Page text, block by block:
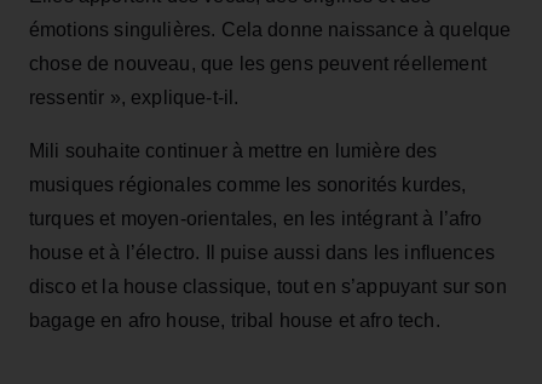
émotions singulières. Cela donne naissance à quelque
chose de nouveau, que les gens peuvent réellement
ressentir », explique-t-il.
Mili souhaite continuer à mettre en lumière des
musiques régionales comme les sonorités kurdes,
turques et moyen-orientales, en les intégrant à l’afro
house et à l’électro. Il puise aussi dans les influences
disco et la house classique, tout en s’appuyant sur son
bagage en afro house, tribal house et afro tech.